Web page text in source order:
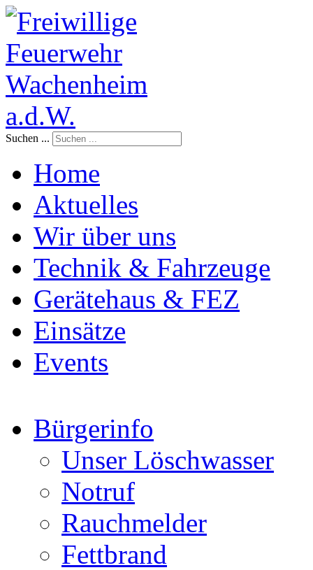
Suchen ...
Home
Aktuelles
Wir über uns
Technik & Fahrzeuge
Gerätehaus & FEZ
Einsätze
Events
Bürgerinfo
Unser Löschwasser
Notruf
Rauchmelder
Fettbrand